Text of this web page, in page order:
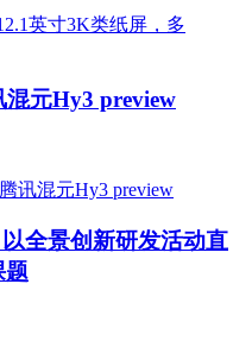
元Hy3 preview
全景创新研发活动直
题